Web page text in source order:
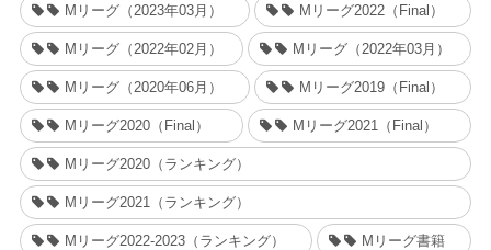
Mリーグ（2023年03月） Mリーグ2022（Final）
Mリーグ（2022年02月） Mリーグ（2022年03月）
Mリーグ（2020年06月） Mリーグ2019（Final）
Mリーグ2020（Final） Mリーグ2021（Final）
Mリーグ2020（ランキング）
Mリーグ2021（ランキング）
Mリーグ2022-2023（ランキング） Mリーグ書籍